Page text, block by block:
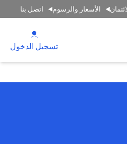
الأسعار والرسوم اتصل بنا
تسجيل الدخول